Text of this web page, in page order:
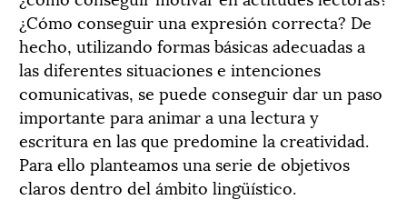
¿Cómo conseguir una expresión correcta? De
hecho, utilizando formas básicas adecuadas a
las diferentes situaciones e intenciones
comunicativas, se puede conseguir dar un paso
importante para animar a una lectura y
escritura en las que predomine la creatividad.
Para ello planteamos una serie de objetivos
claros dentro del ámbito lingüístico.